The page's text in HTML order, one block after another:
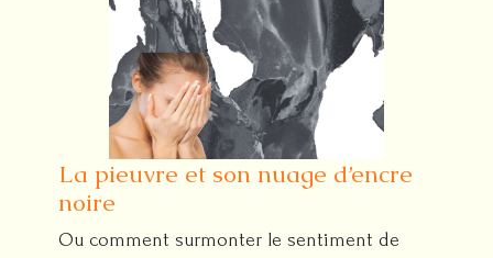
La pieuvre et son nuage d’encre
noire
Ou comment surmonter le sentiment de